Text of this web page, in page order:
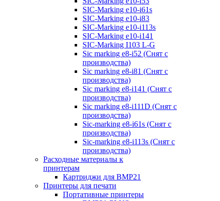
SIC-Marking e10-i61s
SIC-Marking e10-i83
SIC-Marking e10-i113s
SIC-Marking e10-i141
SIC-Marking I103 L-G
Sic marking e8-i52 (Снят с
производства)
Sic marking e8-i81 (Снят с
производства)
Sic marking e8-i141 (Снят с
производства)
Sic marking e8-i111D (Снят с
производства)
Sic-marking e8-i61s (Снят с
производства)
Sic-marking e8-i113s (Снят с
производства)
Расходные материалы к
принтерам
Картриджи для BMP21
Принтеры для печати
Портативные принтеры